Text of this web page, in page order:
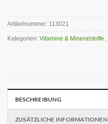
Artikelnummer: 113021
Kategorien: Vitamine & Mineralstoffe ,
BESCHREIBUNG
ZUSÄTZLICHE INFORMATIONEN